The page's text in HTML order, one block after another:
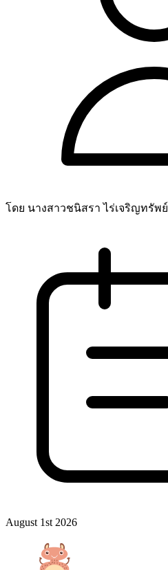
โดย นางสาวชนิสรา ไร่เจริญทรัพย์
August 1st 2026